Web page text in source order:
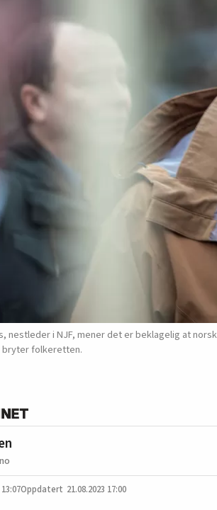
nestleder i NJF, mener det er beklagelig at
bryter folkeretten.
13:07 21.08.2023 17:00